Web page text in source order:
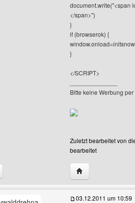
document.write("<span
</span>")
}
if (browserok) {
window.onload=initsnow
}
</SCRIPT>
Bitte keine Werbung per
Zuletzt bearbeitet von
bearbeitet
Website dieses
03.12.2011 um 10:59